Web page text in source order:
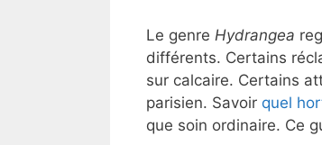
Le genre Hydrangea
différents. Certains
sur calcaire. Certains
parisien. Savoir quel
que soin ordinaire. Ce